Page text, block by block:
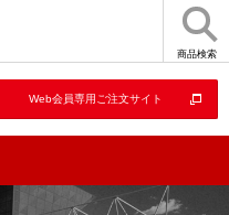
商品検索
Web会員専用ご注文サイト